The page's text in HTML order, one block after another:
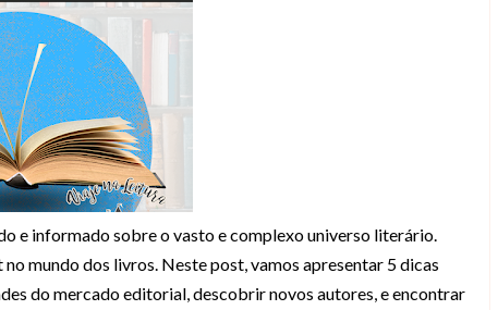
e informado sobre o vasto e complexo universo literário.
mundo dos livros. Neste post, vamos apresentar 5 dicas
do mercado editorial, descobrir novos autores, e encontrar